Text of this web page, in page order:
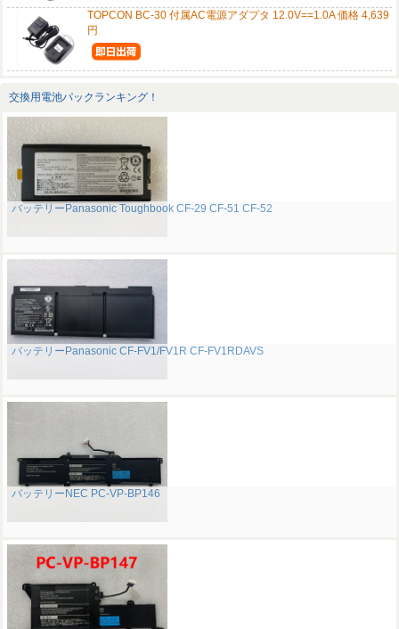
TOPCON BC-30 付属AC電源アダプタ 12.0V==1.0A 価格 4,639
円
交換用電池パックランキング！
バッテリーPanasonic Toughbook CF-29 CF-51 CF-52
バッテリーPanasonic CF-FV1/FV1R CF-FV1RDAVS
バッテリーNEC PC-VP-BP146